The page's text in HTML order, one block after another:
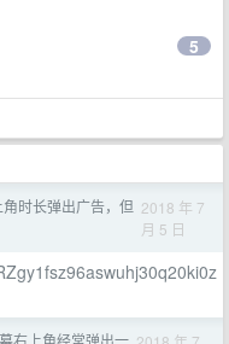
5
时长弹出广告，但 2018 年 7
月 5 日
右上角经常弹出一